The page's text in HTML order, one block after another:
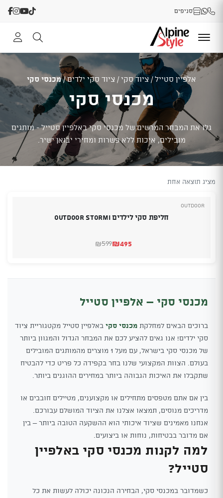
סניפים
אלפיין סטייל/ציוד סקי/ ציוד סקי ילדים/מכנסי סקי
מכנסי סקי
גלו את המבחר המרשים של מכנסי סקי באלפיין סטייל - מותגים
מובילים, איכות ללא פשרות ומחירי יבואן ישיר.
מציג תוצאה אחת
Outdoor
חליפת סקי לילדים OUTDOOR STORMI
₪599
המחיר₪495
המחיר
מכנסי סקי – אלפיין סטייל
ברוכים הבאים למחלקת מכנסי סקי באלפיין סטייל מקטגוריית ציוד
סקי ילדים! אנו גאים להציע לכם את המבחר הגדול והמגוון ביותר
של מכנסי סקי בישראל, עם מעל 1 מוצרים מהמותגים המובילים
בעולם. הצוות המקצועי שלנו בחר בקפידה כל פריט כדי להבטיח
שתקבלו את האיכות הגבוהה ביותר במחירים ההוגנים ביותר.
בין אם אתם מטפסים מתחילים או מקצוענים, מטיילים חובבים או
מדריכים מנוסים, תמצאו אצלנו את הציוד המושלם עבורכם.
אנחנו מאמינים שציוד איכותי הוא ההשקעה הטובה ביותר – בין
אם מדובר בבטיחות, נוחות או ביצועים.
למה לקנות מכנסי סקי באלפיין
סטייל?
כשמדובר במכנסי סקי, הבחירה הנכונה יכולה לעשות את כל